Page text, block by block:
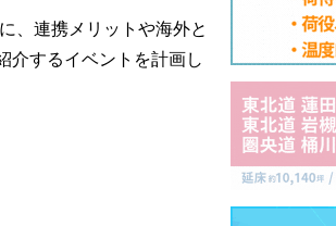
、連携メリットや海外と
介するイベントを計画し